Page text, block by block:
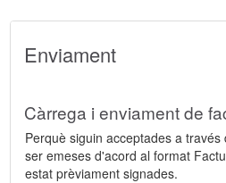
Enviament
Càrrega i enviament de
Perquè siguin acceptades a
ser emeses d'acord al format
estat prèviament signades.